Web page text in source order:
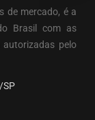
de mercado, é a
Brasil com as
autorizadas pelo
SP